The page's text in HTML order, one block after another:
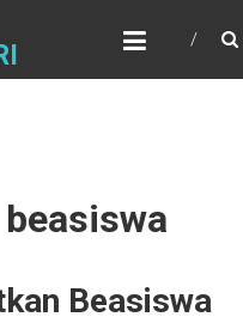
Beasiswa